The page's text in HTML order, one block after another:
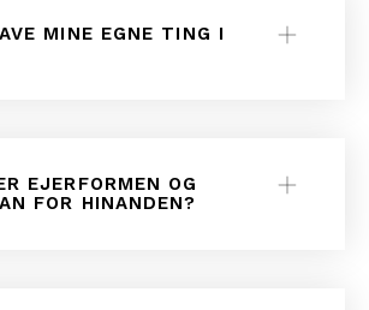
MINE EGNE TING I
EJERFORMEN OG
FOR HINANDEN?